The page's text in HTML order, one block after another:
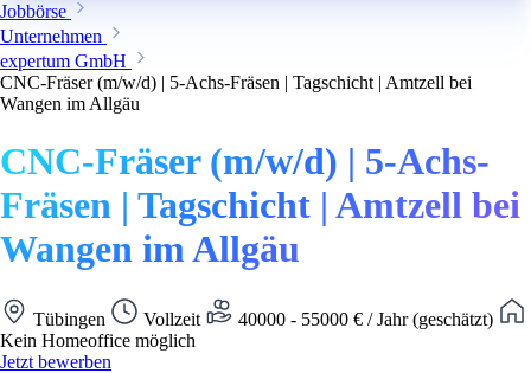
Jobbörse
Unternehmen
expertum GmbH
CNC-Fräser (m/w/d) | 5-Achs-Fräsen | Tagschicht | Amtzell bei
Wangen im Allgäu
CNC-Fräser (m/w/d) | 5-Achs-
Fräsen | Tagschicht | Amtzell bei
Wangen im Allgäu
Tübingen Vollzeit
40000 - 55000 € / Jahr (geschätzt)
Kein Homeoffice möglich
Jetzt bewerben